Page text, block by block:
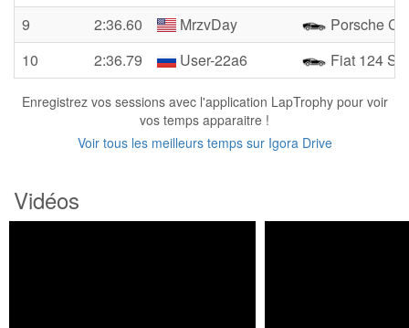
9
2:36.60 MrzvDay
Porsche
10
2:36.79 User-22a6 Fiat 124
Enregistrez vos sessions avec l'application LapTrophy pour voir
vos temps apparaitre !
Voir tous les meilleurs temps sur Igora Drive
Vidéos